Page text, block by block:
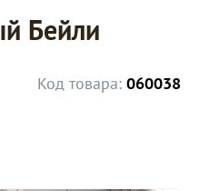
Бейли
Код товара: 060038